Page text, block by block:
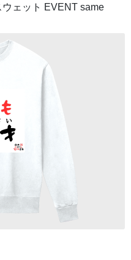
ェット EVENT same